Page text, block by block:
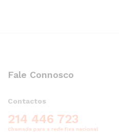
Fale Connosco
Contactos
214 446 723
Chamada para a rede fixa nacional